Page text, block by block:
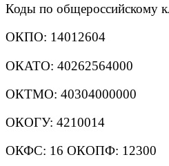
Коды по общероссийскому
ОКПО: 14012604
ОКАТО: 40262564000
ОКТМО: 40304000000
ОКОГУ: 4210014
ОКФС: 16 ОКОПФ: 12300